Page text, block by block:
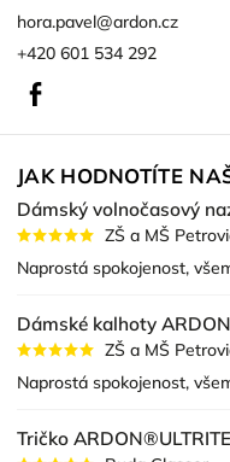
hora.pavel@ardon.cz
+420 601 534 292
JAK HODNOTÍTE
Dámský volnočasový
ZŠ a MŠ
Naprostá spokojenost,
Dámské kalhoty
ZŠ a MŠ
Naprostá spokojenost,
Tričko